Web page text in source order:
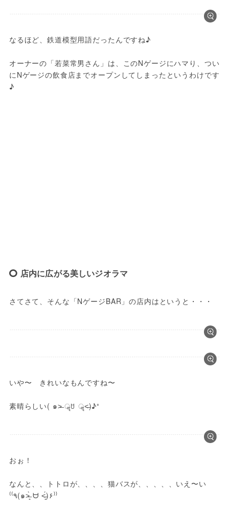
なるほど、鉄道模型用語だったんですね♪
オーナーの「若菜常男さん」は、このNゲージにハマり、つい
にNゲージの飲食店までオープンしてしまったというわけです
♪
店内に広がる美しいジオラマ
さてさて、そんな「NゲージBAR」の店内はというと・・・
いや〜　きれいなもんですね〜
素晴らしい( ๑˃̶ ॣꇴ ॣ˂̶)♪⁺
おぉ！
なんと、、トトロが、、、、猫バスが、、、、、いえ〜い
⁽⁽٩(๑˃̶͈̀ ᗨ ˂̶͈́)۶⁾⁾